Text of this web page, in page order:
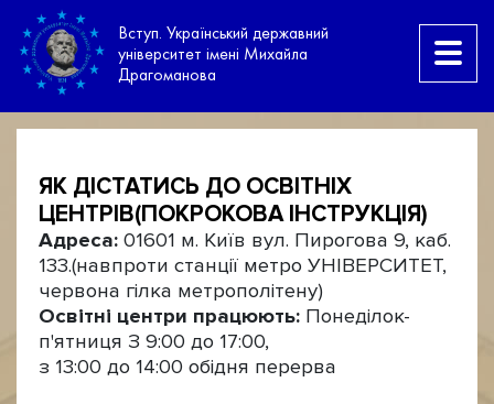
Вступ. Український державний
університет імені Михайла
Драгоманова
ЯК ДІСТАТИСЬ ДО ОСВІТНІХ
ЦЕНТРІВ(ПОКРОКОВА ІНСТРУКЦІЯ)
Адреса: 01601 м. Київ вул. Пирогова 9, каб.
133.(навпроти станції метро УНІВЕРСИТЕТ,
червона гілка метрополітену)
Освітні центри працюють: Понеділок-
п'ятниця З 9:00 до 17:00,
з 13:00 до 14:00 обідня перерва